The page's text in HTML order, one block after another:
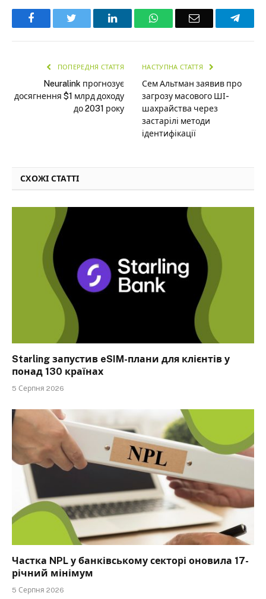
Facebook LinkedInWhatsAppEmail
ПОПЕРЕДНЯ СТАТТЯ
Neuralink прогнозує
досягнення $1 млрд доходу
до 2031 року
НАСТУПНА СТАТТЯ
Сем Альтман заявив про
загрозу масового ШІ-
шахрайства через
застарілі методи
ідентифікації
СХОЖІ СТАТТІ
Starling запустив eSIM-плани для клієнтів у
понад 130 країнах
5 Серпня 2026
Частка NPL у банківському секторі оновила 17-
річний мінімум
5 Серпня 2026